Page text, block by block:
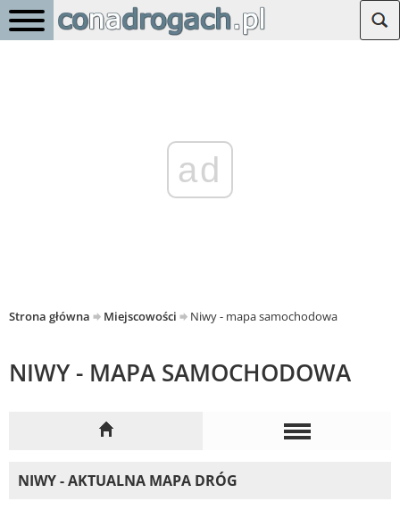
ad
Strona główna Miejscowości Niwy - mapa samochodowa
NIWY - MAPA SAMOCHODOWA
NIWY - AKTUALNA MAPA DRÓG